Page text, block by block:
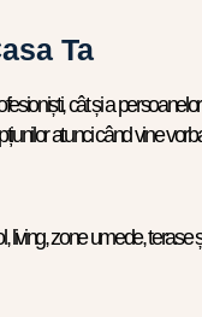
Ta
cât și a
atunci când vine
zone umede,